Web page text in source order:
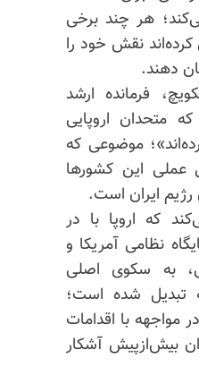
هر چند برخی
نقش خود را
دهند.
فرمانده ارشد
که متحدان اروپایی
موضوعی که
عملی این کشورها
رژیم ایران است.
که اروپا با در
نظامی آمریکا و
به سکوی اصلی
تبدیل شده است؛
با اقدامات
بیش‌از‌پیش آشکار